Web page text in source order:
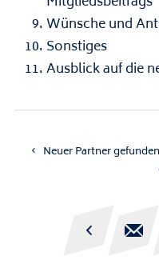
Wünsche und
Sonstiges
Ausblick auf die
Neuer Partner
 